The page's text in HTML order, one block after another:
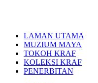
LAMAN UTAMA
MUZIUM MAYA
TOKOH KRAF
KOLEKSI KRAF
PENERBITAN